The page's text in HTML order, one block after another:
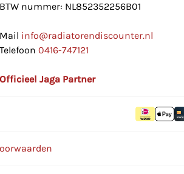
BTW nummer: NL852352256B01
Mail info@radiatorendiscounter.nl
Telefoon 0416-747121
Officieel Jaga Partner